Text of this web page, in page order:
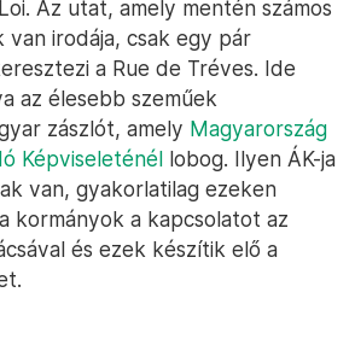
Az utat, amely mentén számos
van irodája, csak egy pár
a Rue de Tréves. Ide
az élesebb szeműek
zászlót, amely Magyarország
Képviseleténél lobog. Ilyen ÁK-ja
van, gyakorlatilag ezeken
kormányok a kapcsolatot az
és ezek készítik elő a